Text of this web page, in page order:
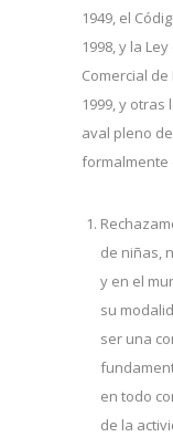
1949, el
1998, y la
Comercial
1999, y
aval pleno
formalmente
de niñas,
y en el
su
ser una
en todo
de la